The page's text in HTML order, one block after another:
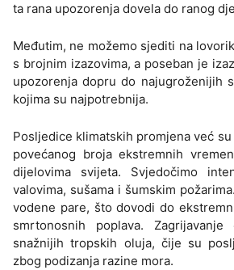
ta rana upozorenja dovela do ranog
Međutim, ne možemo sjediti na
s brojnim izazovima, a poseban je
upozorenja dopru do najugroženijih
kojima su najpotrebnija.
Posljedice klimatskih promjena već
povećanog broja ekstremnih
dijelovima svijeta. Svjedočimo
valovima, sušama i šumskim
vodene pare, što dovodi do
smrtonosnih poplava.
snažnijih tropskih oluja, čije su
zbog podizanja razine mora.